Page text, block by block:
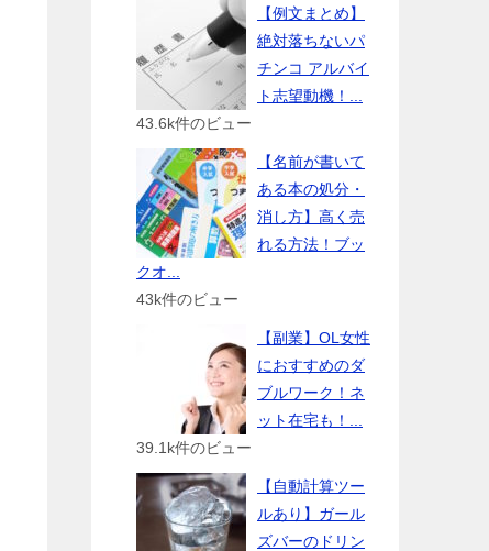
【例文まとめ】
絶対落ちないパ
チンコ アルバイ
ト志望動機！...
43.6k件のビュー
【名前が書いて
ある本の処分・
消し方】高く売
れる方法！ブッ
クオ...
43k件のビュー
【副業】OL女性
におすすめのダ
ブルワーク！ネ
ット在宅も！...
39.1k件のビュー
【自動計算ツー
ルあり】ガール
ズバーのドリン